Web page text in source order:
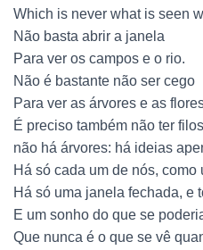
Which is never what is seen
Não basta abrir a janela
Para ver os campos e o rio.
Não é bastante não ser cego
Para ver as árvores e as
É preciso também não ter
não há árvores: há ideias
Há só cada um de nós, como
Há só uma janela fechada, e
E um sonho do que se
Que nunca é o que se vê